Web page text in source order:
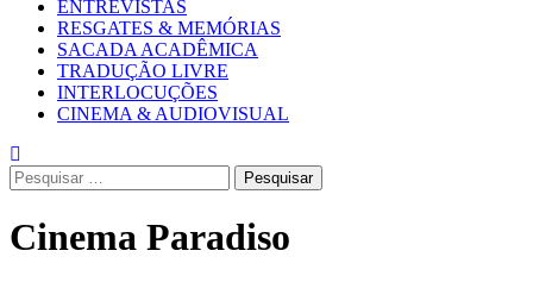
ENTREVISTAS
RESGATES & MEMÓRIAS
SACADA ACADÊMICA
TRADUÇÃO LIVRE
INTERLOCUÇÕES
CINEMA & AUDIOVISUAL
Pesquisar
por:
Cinema Paradiso